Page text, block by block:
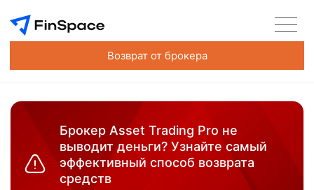
Возврат от брокера
Брокер Asset Trading Pro не
выводит деньги? Узнайте самый
эффективный способ возврата
средств